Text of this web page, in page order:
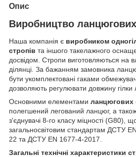
Опис
Виробництво
Наша компанія є виробником
стропів та іншого такелажного
досвідом. Стропи виготовляються на
ділянці. За бажанням замовника
бути укомплектовані гаками
дозволяють регулювати довжину гілки
Основними елементами ланцюгових
полегшений легований ланцюг, а
з'єднувачі 8-го класу міцності (G80),
загальносвітовим стандартам ДСТУ
22 та ДСТУ EN 1677-4-2017.
Загальні технічні характеристики